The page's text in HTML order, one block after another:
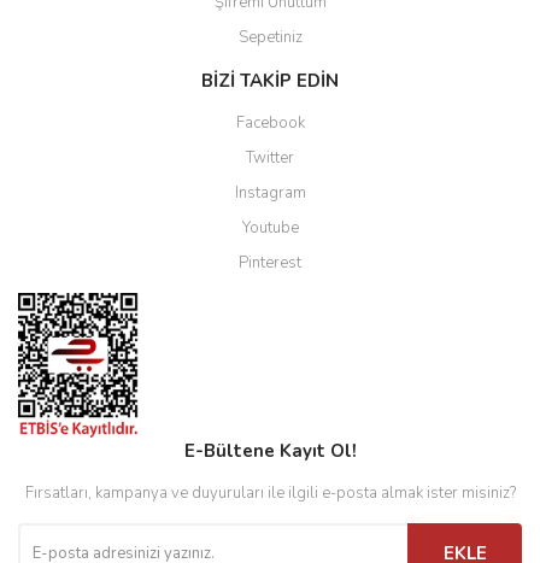
Sepetiniz
BİZİ TAKİP EDİN
Facebook
Twitter
Instagram
Youtube
Pinterest
E-Bültene Kayıt Ol!
Fırsatları, kampanya ve duyuruları ile ilgili e-posta almak ister misiniz?
EKLE